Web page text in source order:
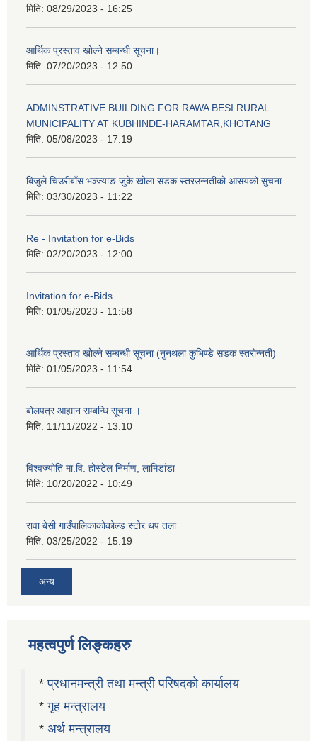
मिति: 08/29/2023 - 16:25
आर्थिक प्रस्ताव खोल्ने सम्बन्धी सूचना।
मिति: 07/20/2023 - 12:50
ADMINSTRATIVE BUILDING FOR RAWA BESI RURAL
MUNICIPALITY AT KUBHINDE-HARAMTAR,KHOTANG
मिति: 05/08/2023 - 17:19
बिजुले चिउरीबाँस भञ्ज्याङ जुके खोला सडक स्तरउन्नतीको आसयको सुचना
मिति: 03/30/2023 - 11:22
Re - Invitation for e-Bids
मिति: 02/20/2023 - 12:00
Invitation for e-Bids
मिति: 01/05/2023 - 11:58
आर्थिक प्रस्ताव खोल्ने सम्बन्धी सूचना (नुनथला कुभिण्डे सडक स्तरोन्नती)
मिति: 01/05/2023 - 11:54
बोलपत्र आह्यान सम्बन्धि सूचना ।
मिति: 11/11/2022 - 13:10
विश्वज्योति मा.वि. होस्टेल निर्माण, लामिडांडा
मिति: 10/20/2022 - 10:49
रावा बेसी गाउँपालिकाकोकोल्ड स्टोर थप तला
मिति: 03/25/2022 - 15:19
अन्य
महत्वपुर्ण लिङ्कहरु
*प्रधानमन्त्री तथा मन्त्री परिषदको कार्यालय
*गृह मन्त्रालय
* अर्थ मन्त्रालय